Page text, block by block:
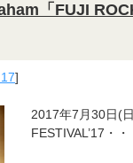
「FUJI
]
2017年7月30日(
FESTIVAL’17・・